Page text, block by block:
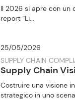
Il 2026 si apre con un
report “Li...
25/05/2026
SUPPLY CHAIN
Supply Chain
Costruire una visione
strategico in uno